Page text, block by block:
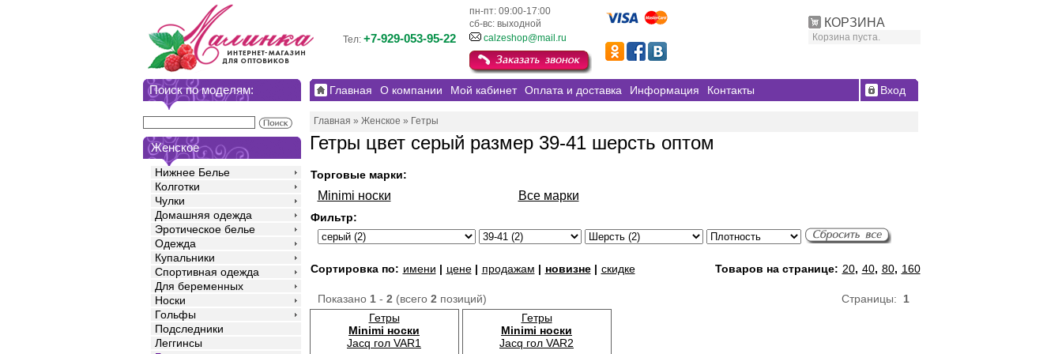
КОРЗИНА
Корзина пуста.
пн-пт: 09:00-17:00
сб-вс: выходной
Тел: +7-929-053-95-22 calzeshop@mail.ru
Поиск по моделям:
Женское
Нижнее Белье
Колготки
Чулки
Домашняя одежда
Эротическое белье
Одежда
Купальники
Спортивная одежда
Для беременных
Носки
Гольфы
Подследники
Леггинсы
Главная О компании Мой кабинет Оплата и доставка Информация Контакты Вход
Главная » Женское » Гетры
Гетры цвет серый размер 39-41 шерсть оптом
Торговые марки:
Minimi носки Все марки
Фильтр:
Сортировка по: имени | цене| продажам | новизне| скидке Товаров на странице: 20, 40, 80, 160
Страницы: 1
Показано 1- 2(всего 2позиций)
Гетры
Minimi носки
Jacq гол VAR1
Гетры
Minimi носки
Jacq гол VAR2